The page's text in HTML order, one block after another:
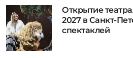
Открытие
2027 в Санкт-
спектаклей